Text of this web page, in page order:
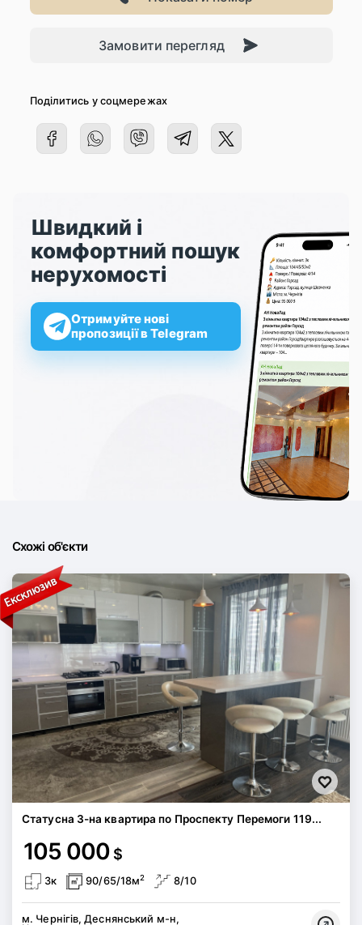
Замовити перегляд
Поділитись у соцмережах
Швидкий і
комфортний пошук
нерухомості
Отримуйте нові
пропозиції в Telegram
Схожі об'єкти
Статусна 3-на квартира по Проспекту Перемоги 119...
105 000 $
3к 90/65/18м2 8/10
м. Чернігів, Деснянський м-н,